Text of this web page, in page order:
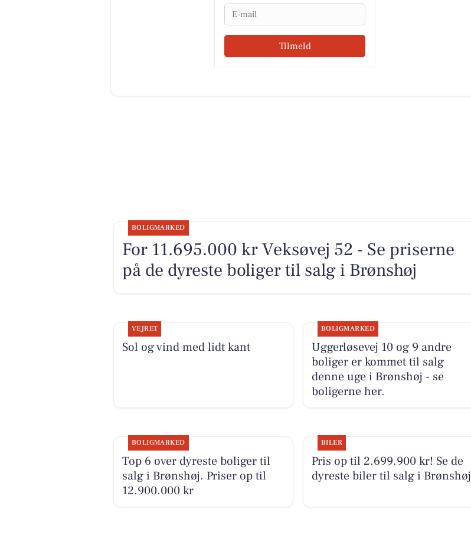
Email
Tilmeld
BOLIGMARKED
For 11.695.000 kr Veksøvej 52 - Se priserne
på de dyreste boliger til salg i Brønshøj
VEJRET
Sol og vind med lidt kant
BOLIGMARKED
Uggerløsevej 10 og 9 andre
boliger er kommet til salg
denne uge i Brønshøj - se
boligerne her.
BOLIGMARKED
Top 6 over dyreste boliger til
salg i Brønshøj. Priser op til
12.900.000 kr
BILER
Pris op til 2.699.900 kr! Se de
dyreste biler til salg i Brønshøj